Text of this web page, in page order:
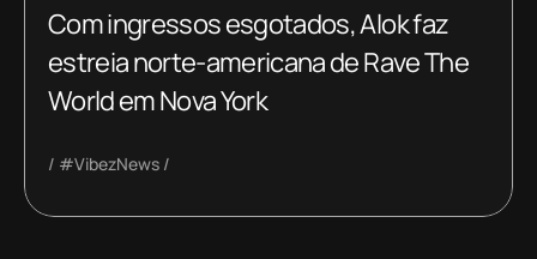
Com ingressos esgotados, Alok faz
estreia norte-americana de Rave The
World em Nova York
#VibezNews